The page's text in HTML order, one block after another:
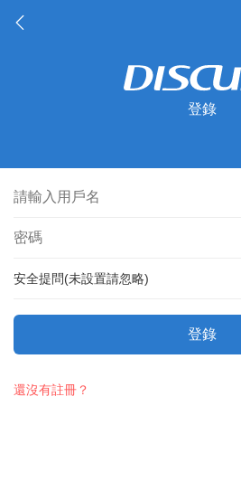
登錄
安全提問(未設置請忽略)
登錄
還沒有註冊？